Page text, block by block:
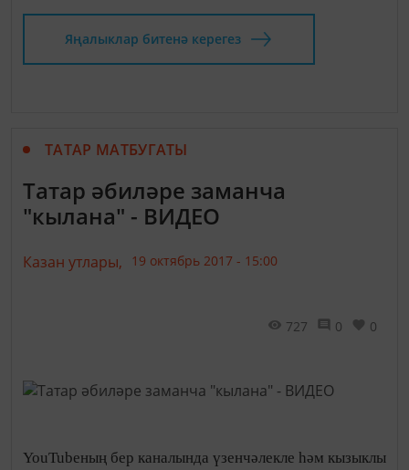
Яңалыклар битенә керегез
ТАТАР МАТБУГАТЫ
Татар әбиләре заманча
"кылана" - ВИДЕО
Казан утлары, 19 октябрь 2017 - 15:00
727 0 0
YouTubeның бер каналында үзенчәлекле һәм кызыклы